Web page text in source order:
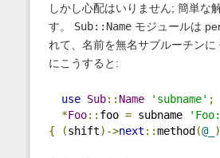
しかし心配はいりません; 簡単な
す。 Sub::Nameモジュールは
れて、名前を無名サブルーチンに
にこうすると:
use Sub:: Name 'subname' ;
*Foo:: foo = subname
{
(shift)->next ::method (@_ )